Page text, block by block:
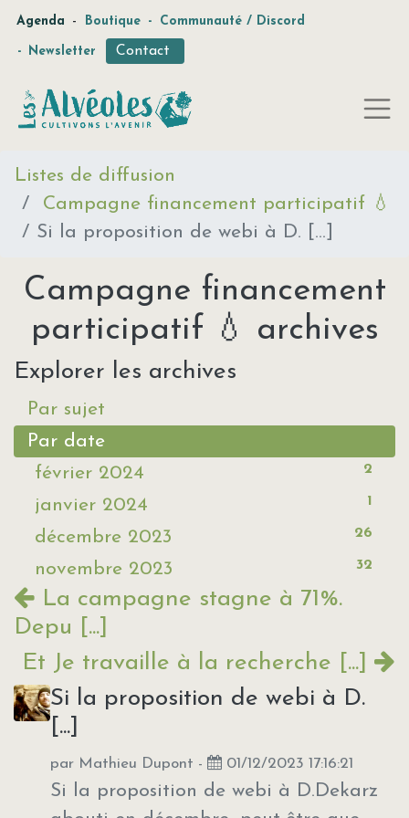
Agenda - Boutique - Communauté / Discord
- Newsletter Contact
Listes de diffusion
Campagne financement participatif 💧
Si la proposition de webi à D. [...]
Campagne financement
participatif 💧 archives
Explorer les archives
Par sujet
Par date
février 2024
2
janvier 2024 1
décembre 2023 26
novembre 2023 32
La campagne stagne à 71%.
Depu [...]
Et Je travaille à la recherche [...]
Si la proposition de webi à D.
[...]
par Mathieu Dupont - 01/12/2023 17:16:21
Si la proposition de webi à D.Dekarz